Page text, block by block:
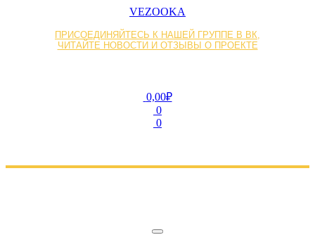
VEZOOKA
ПРИСОЕДИНЯЙТЕСЬ К НАШЕЙ ГРУППЕ В ВК,
ЧИТАЙТЕ НОВОСТИ И ОТЗЫВЫ О ПРОЕКТЕ
0,00₽
0
0